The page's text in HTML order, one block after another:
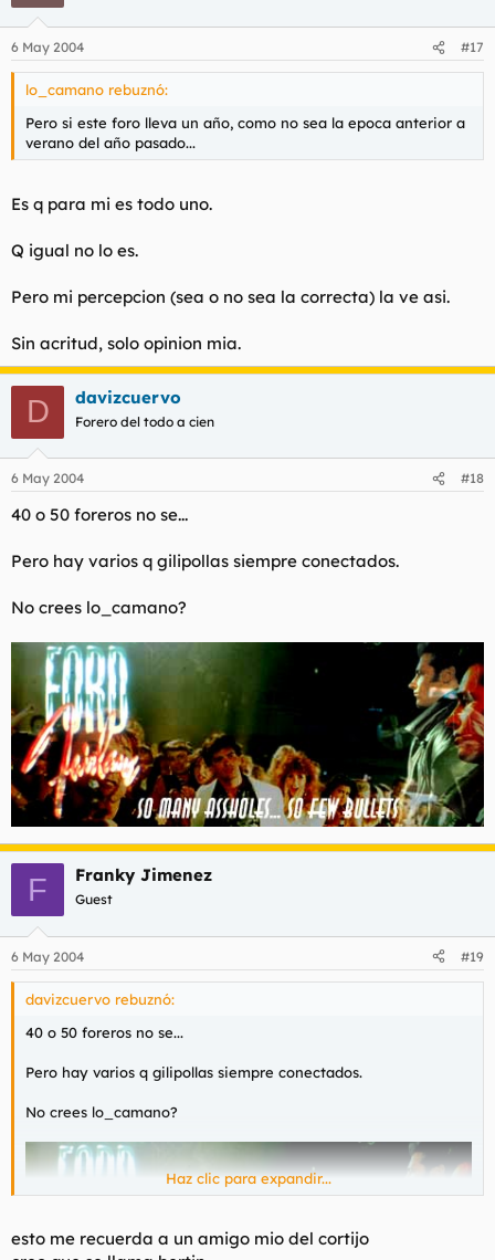
6 May 2004 #17
lo_camano rebuznó:
Pero si este foro lleva un año, como no sea la epoca anterior a
verano del año pasado...
Es q para mi es todo uno.
Q igual no lo es.
Pero mi percepcion (sea o no sea la correcta) la ve asi.
Sin acritud, solo opinion mia.
D davizcuervo
Forero del todo a cien
6 May 2004 #18
40 o 50 foreros no se...
Pero hay varios q gilipollas siempre conectados.
No crees lo_camano?
F Franky Jimenez
Guest
6 May 2004 #19
davizcuervo rebuznó:
40 o 50 foreros no se...
Pero hay varios q gilipollas siempre conectados.
No crees lo_camano?
Haz clic para expandir...
esto me recuerda a un amigo mio del cortijo